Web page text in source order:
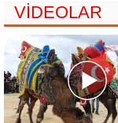
VİDEOLAR